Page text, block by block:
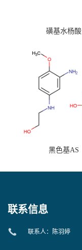
磺基水杨酸
黑色基AS
联系信息
联系人：陈羽婷